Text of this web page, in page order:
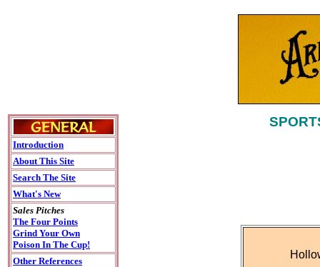
Introduction
About This Site
Search The Site
What's New
Sales Pitches
The Four Points
Grind Your Own
Poison In The Cup!
Other References